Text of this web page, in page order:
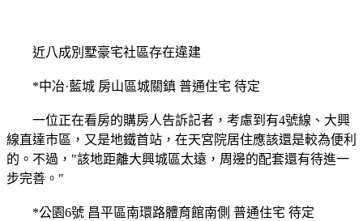
近八成別墅豪宅社區存在違建
*中冶·藍城 房山區城關鎮 普通住宅 待定
一位正在看房的購房人告訴記者，考慮到有4號線、大興
線直達市區，又是地鐵首站，在天宮院居住應該還是較為便利
的。不過，"該地距離大興城區太遠，周邊的配套還有待進一
步完善。"
*公園6號 昌平區南環路體育館南側 普通住宅 待定